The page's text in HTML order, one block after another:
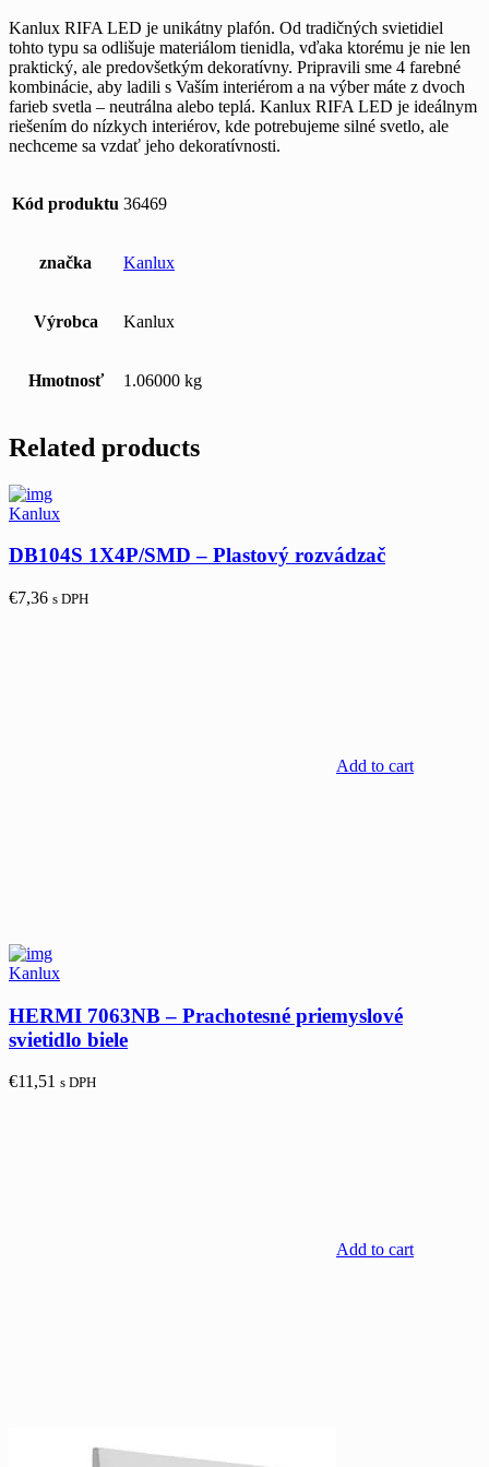
Kanlux RIFA LED je unikátny plafón. Od tradičných svietidiel
tohto typu sa odlišuje materiálom tienidla, vďaka ktorému je nie len
praktický, ale predovšetkým dekoratívny. Pripravili sme 4 farebné
kombinácie, aby ladili s Vaším interiérom a na výber máte z dvoch
farieb svetla – neutrálna alebo teplá. Kanlux RIFA LED je ideálnym
riešením do nízkych interiérov, kde potrebujeme silné svetlo, ale
nechceme sa vzdať jeho dekoratívnosti.
Kód produktu 36469
značka Kanlux
Výrobca Kanlux
Hmotnosť 1.06000 kg
Related products
Kanlux
DB104S 1X4P/SMD – Plastový rozvádzač
€7,36 s DPH
Add to cart
Kanlux
HERMI 7063NB – Prachotesné priemyslové
svietidlo biele
€11,51 s DPH
Add to cart